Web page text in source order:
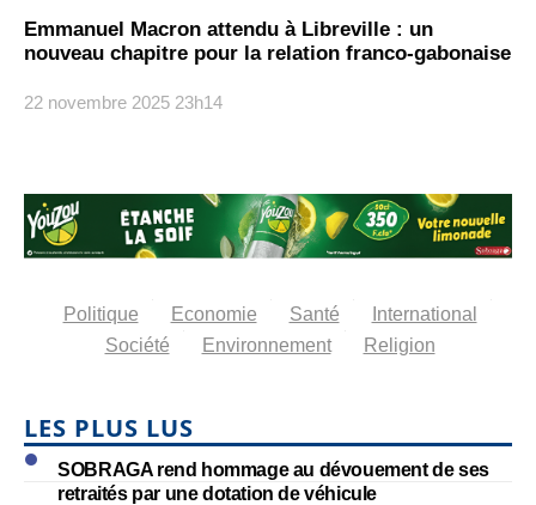
Emmanuel Macron attendu à Libreville : un
nouveau chapitre pour la relation franco-gabonaise
22 novembre 2025 23h14
Politique Economie Santé
International
Société
Environnement Religion
LES PLUS LUS
SOBRAGA rend hommage au dévouement de ses
retraités par une dotation de véhicule